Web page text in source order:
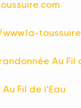
Au Fil
Au Fil de l'Eau